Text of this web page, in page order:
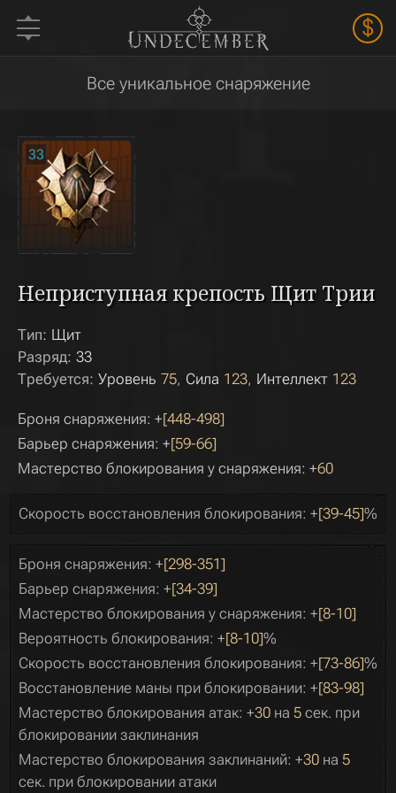
$
Все уникальное снаряжение
33
Неприступная крепость Щит Трии
Тип: Щит
Разряд: 33
Требуется: Уровень 75 Сила 123 Интеллект 123
Броня снаряжения: +[448-498]
Барьер снаряжения: +[59-66]
Мастерство блокирования у снаряжения: +60
Скорость восстановления блокирования: +[39-45]%
Броня снаряжения: +[298-351]
Барьер снаряжения: +[34-39]
Мастерство блокирования у снаряжения: +[8-10]
Вероятность блокирования: +[8-10]%
Скорость восстановления блокирования: +[73-86]%
Восстановление маны при блокировании: +[83-98]
Мастерство блокирования атак: +30 на 5 сек. при
блокировании заклинания
Мастерство блокирования заклинаний: +30 на 5
сек. при блокировании атаки